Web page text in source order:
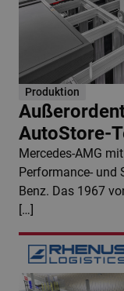
Produktion
AutoStore-
Mercedes-AMG
Performance- und
Benz. Das 1967
[…]